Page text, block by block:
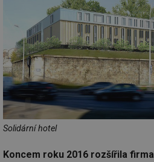
Solidární hotel
Koncem roku 2016 rozšířila firma